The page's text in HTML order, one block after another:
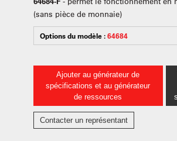
(sans pièce de monnaie)
Options du modèle :64684
Ajouter au générateur de
spécifications et au générateur
de ressources
Contacter un représentant